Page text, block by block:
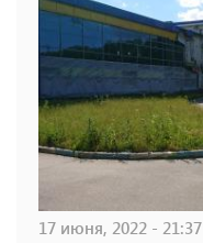
17 июня, 2022 - 21:37